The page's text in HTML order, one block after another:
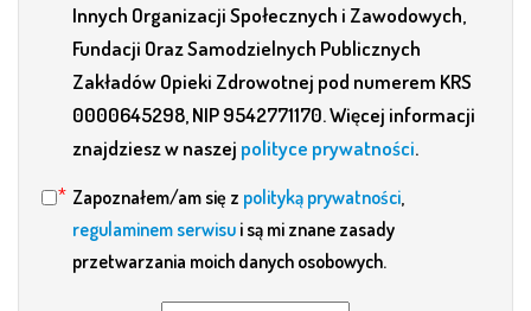
Innych Organizacji Społecznych i Zawodowych,
Fundacji Oraz Samodzielnych Publicznych
Zakładów Opieki Zdrowotnej pod numerem KRS
0000645298, NIP 9542771170. Więcej informacji
znajdziesz w naszej polityce prywatności.
Zapoznałem/am się z polityką prywatności
regulaminem serwisu i są mi znane zasady
przetwarzania moich danych osobowych.